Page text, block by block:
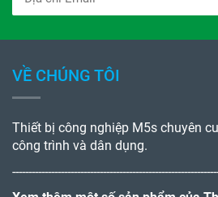
VỀ CHÚNG TÔI
Thiết bị công nghiệp M5s chuyên
công trình và dân dụng.